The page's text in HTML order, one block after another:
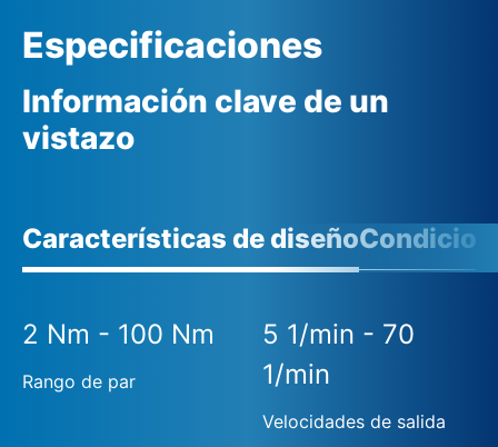
Especificaciones
Información clave de un
vistazo
Características de diseño
2 Nm - 100 Nm
Rango de par
5 1/min - 70
1/min
Velocidades de salida